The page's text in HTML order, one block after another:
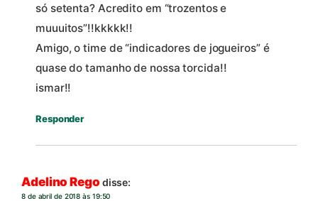
só setenta? Acredito em “trozentos e
muuuitos”!!kkkkk!!
Amigo, o time de “indicadores de jogueiros” é
quase do tamanho de nossa torcida!!
ismar!!
Responder
Adelino Rego disse:
8 de abril de 2018 às 19:50